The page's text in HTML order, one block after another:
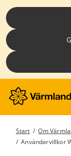
Start / Om
/ Användarvillkor